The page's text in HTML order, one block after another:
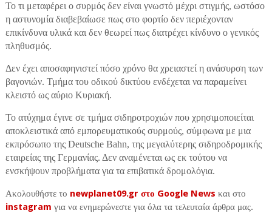
Το τι μεταφέρει ο συρμός δεν είναι γνωστό μέχρι στιγμής, ωστόσο
η αστυνομία διαβεβαίωσε πως στο φορτίο δεν περιέχονταν
επικίνδυνα υλικά και δεν θεωρεί πως διατρέχει κίνδυνο ο γενικός
πληθυσμός.
Δεν έχει αποσαφηνιστεί πόσο χρόνο θα χρειαστεί η ανάσυρση των
βαγονιών. Τμήμα του οδικού δικτύου ενδέχεται να παραμείνει
κλειστό ως αύριο Κυριακή.
Το ατύχημα έγινε σε τμήμα σιδηροτροχιών που χρησιμοποιείται
αποκλειστικά από εμπορευματικούς συρμούς, σύμφωνα με μια
εκπρόσωπο της Deutsche Bahn, της μεγαλύτερης σιδηροδρομικής
εταιρείας της Γερμανίας. Δεν αναμένεται ως εκ τούτου να
ενσκήψουν προβλήματα για τα επιβατικά δρομολόγια.
Ακολουθήστε το newplanet09.gr στο Google News και στο
instagram για να ενημερώνεστε για όλα τα τελευταία άρθρα μας.